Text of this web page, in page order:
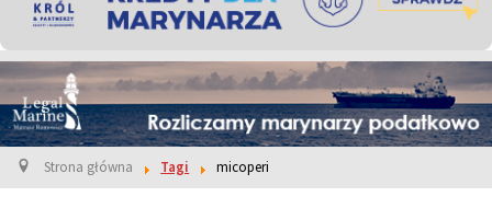
Strona główna Tagi micoperi